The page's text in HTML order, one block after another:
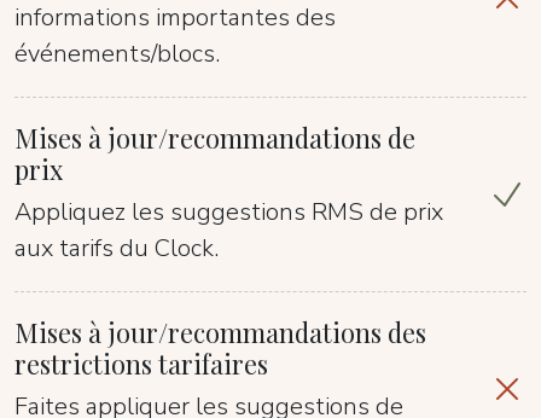
informations importantes des
événements/blocs.
Mises à jour/recommandations de
prix
Appliquez les suggestions RMS de prix
aux tarifs du Clock.
Mises à jour/recommandations des
restrictions tarifaires
Faites appliquer les suggestions de